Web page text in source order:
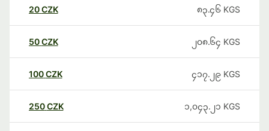
20CZK ၈၃.၄၆ KGS
50CZK ၂၀၈.၆၄ KGS
100CZK ၄၁၇.၂၉ KGS
250CZK ၁,၀၄၃.၂၁ KGS